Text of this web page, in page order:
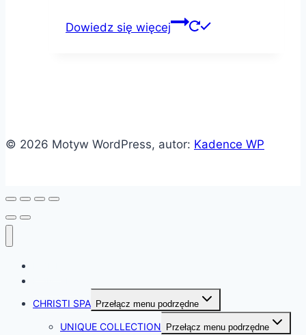
Dowiedz się więcej
© 2026 Motyw WordPress, autor: Kadence WP
CHRISTI SPA Przełącz menu podrzędne
UNIQUE COLLECTION Przełącz menu podrzędne